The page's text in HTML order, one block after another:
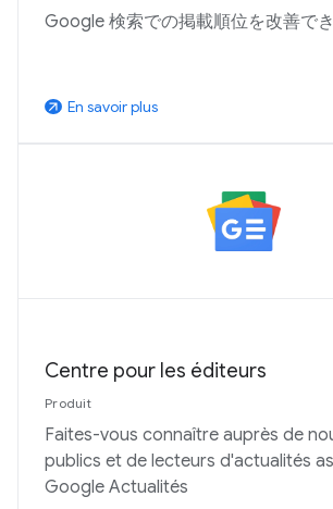
Google 検索での掲載順位を改善で
arrow_outward En savoir plus
Centre pour les éditeurs
Produit
Faites-vous connaître auprès de
publics et de lecteurs d'actualités
Google Actualités